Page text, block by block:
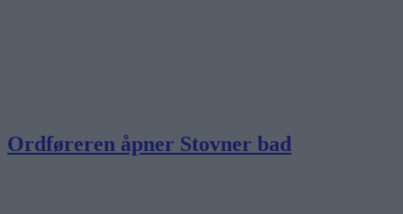
Ordføreren åpner Stovner bad